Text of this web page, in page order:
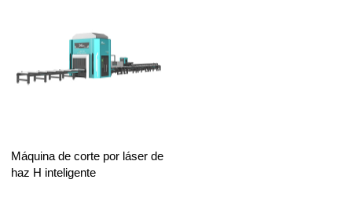
Máquina de corte por láser de
haz H inteligente